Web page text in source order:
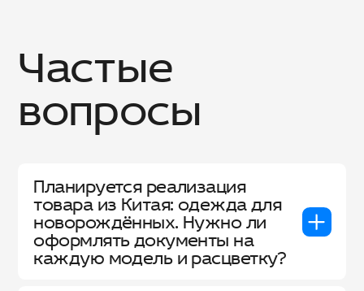
Частые
вопросы
Планируется реализация
товара из Китая: одежда для
новорождённых. Нужно ли
оформлять документы на
каждую модель и расцветку?